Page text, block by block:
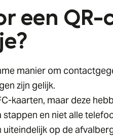
een QR-
manier om
zijn gelijk.
kaarten, maar deze
en niet alle
op de